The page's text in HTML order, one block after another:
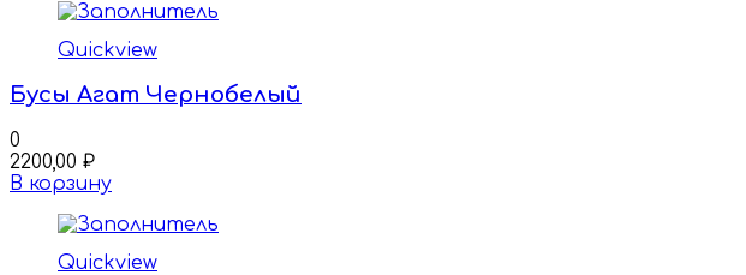
Quickview
Бусы Агат Чернобелый
0
2200,00 ₽
В корзину
Quickview